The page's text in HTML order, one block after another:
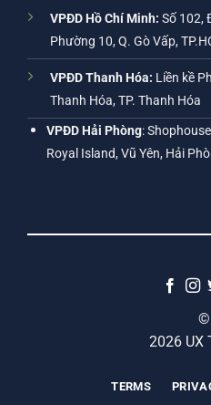
VPĐD Hồ Chí Minh: Số 102,
Phường 10, Q. Gò Vấp,
VPĐD Thanh Hóa: Liền kề
Thanh Hóa, TP. Thanh Hóa
VPĐD Hải Phòng:
Royal Island, Vũ Yên, Hải
©
2026 UX
TERMS